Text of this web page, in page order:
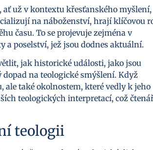
už v kontextu křesťanského myšlení,
na náboženství, hrají klíčovou
času. To se projevuje zejména v
poselství, jež jsou dodnes aktuální.
jak historické události, jako jsou
na teologické smýšlení. Když
také okolnostem, které vedly k jeho
teologických interpretací, což
teologii